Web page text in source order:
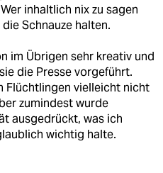
inhaltlich nix zu sagen
Schnauze halten.
im Übrigen sehr kreativ und
die Presse vorgeführt.
Flüchtlingen vielleicht nicht
zumindest wurde
ausgedrückt, was ich
wichtig halte.